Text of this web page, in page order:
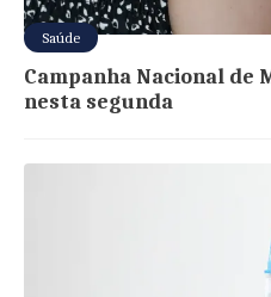
Saúde
Campanha Nacional de
nesta segunda